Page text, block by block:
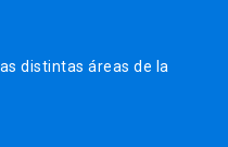
distintas áreas de la